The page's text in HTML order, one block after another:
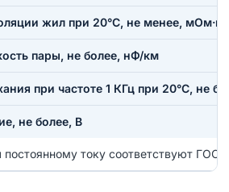
жил при 20°С, не менее,
пары, не более, нФ/км
при частоте 1 КГц при 20°С, не
не более, В
постоянному току соответствуют